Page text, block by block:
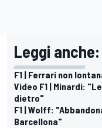
Leggi anche:
F1 | Ferrari non
Video F1 | Minardi:
dietro"
F1 | Wolff:
Barcellona"